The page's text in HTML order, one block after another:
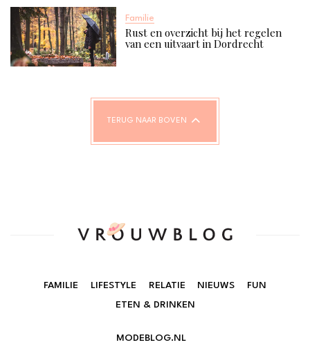
Familie
Rust en overzicht bij het regelen
van een uitvaart in Dordrecht
TERUG NAAR BOVEN
FAMILIE LIFESTYLE RELATIE NIEUWS
FUN
ETEN & DRINKEN
MODEBLOG.NL